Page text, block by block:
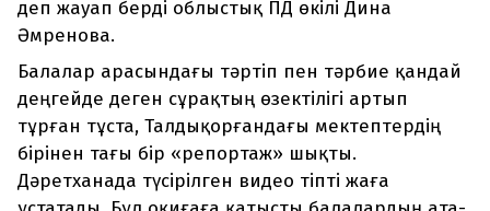
деп жауап берді облыстық ПД өкілі Дина
Әмренова.
Балалар арасындағы тәртіп пен тәрбие қандай
деңгейде деген сұрақтың өзектілігі артып
тұрған тұста, Талдықорғандағы мектептердің
бірінен тағы бір «репортаж» шықты.
Дәретханада түсірілген видео тіпті жаға